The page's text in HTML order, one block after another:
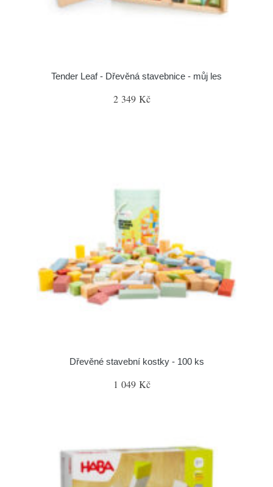
Tender Leaf - Dřevěná stavebnice - můj les
2 349 Kč
Dřevěné stavební kostky - 100 ks
1 049 Kč